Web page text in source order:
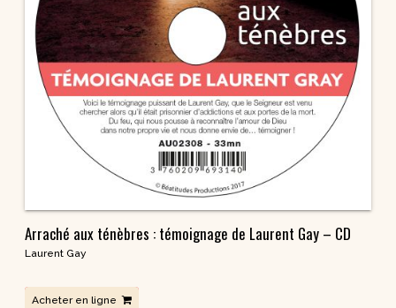
Arraché aux ténèbres : témoignage de Laurent Gay – CD
Laurent Gay
Acheter en ligne